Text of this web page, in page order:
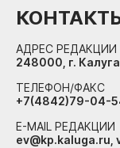
АДРЕС РЕДАКЦИИ
248000, г.
ТЕЛЕФОН/ФАКС
+7(4842)79-04-
E-MAIL РЕДАКЦИИ
ev@kp.kaluga.ru,